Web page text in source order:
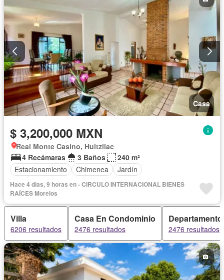
Casa
$ 3,200,000 MXN
Real Monte Casino, Huitzilac
4 Recámaras
3 Baños
240 m²
Estacionamiento
Chimenea Jardín
Hace 4 días, 9 horas en - CIRCULO INTERNACIONAL BIENES
RAÍCES Morelos
Villa
6206 resultados
Casa En Condominio
2476 resultados
Departamento
2476 resultados